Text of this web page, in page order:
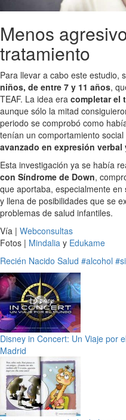
Menos
tratamiento
Para llevar a cabo este estudio,
niños, de entre 7 y 11 años,
TEAF. La idea era completar el
aunque sólo la mitad
periodo se comprobó como
tenían un comportamiento
avanzado en expresión verbal
Esta investigación ya se había
con Síndrome de Down,
que aportaba, especialmente en
y llena de posibilidades que se
problemas de salud infantiles.
Vía | Webconsultas
Fotos | Mindalia y Edukame
Recién Nacido Salud #alcohol
Disney in Concert: Un Viaje por
Madrid